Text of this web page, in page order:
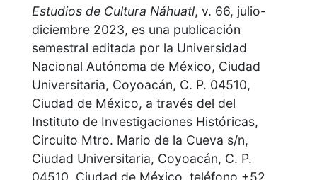
Estudios de Cultura Náhuatl, v. 66, julio-
diciembre 2023, es una publicación
semestral editada por la Universidad
Nacional Autónoma de México, Ciudad
Universitaria, Coyoacán, C. P. 04510,
Ciudad de México, a través del del
Instituto de Investigaciones Históricas,
Circuito Mtro. Mario de la Cueva s/n,
Ciudad Universitaria, Coyoacán, C. P.
04510, Ciudad de México, teléfono +52